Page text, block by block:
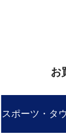
お
スポーツ・タ